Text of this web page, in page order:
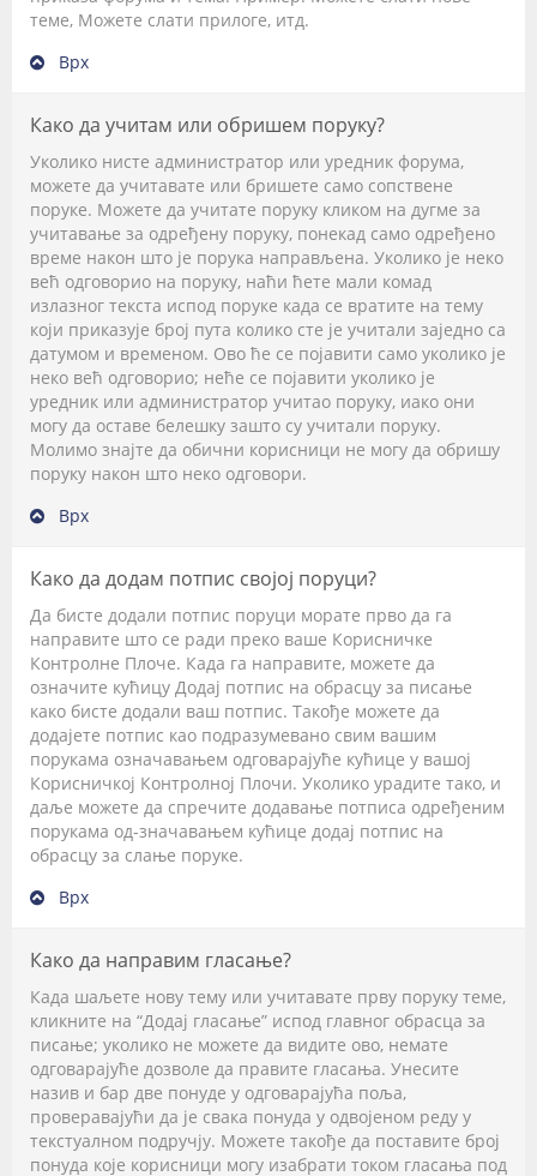
теме, Можете слати прилоге, итд.
Врх
Како да учитам или обришем поруку?
Уколико нисте администратор или уредник форума,
можете да учитавате или бришете само сопствене
поруке. Можете да учитате поруку кликом на дугме за
учитавање за одређену поруку, понекад само одређено
време након што је порука направљена. Уколико је неко
већ одговорио на поруку, наћи ћете мали комад
излазног текста испод поруке када се вратите на тему
који приказује број пута колико сте је учитали заједно са
датумом и временом. Ово ће се појавити само уколико је
неко већ одговорио; неће се појавити уколико је
уредник или администратор учитао поруку, иако они
могу да оставе белешку зашто су учитали поруку.
Молимо знајте да обични корисници не могу да обришу
поруку након што неко одговори.
Врх
Како да додам потпис својој поруци?
Да бисте додали потпис поруци морате прво да га
направите што се ради преко ваше Корисничке
Контролне Плоче. Када га направите, можете да
означите кућицу Додај потпис на обрасцу за писање
како бисте додали ваш потпис. Такође можете да
додајете потпис као подразумевано свим вашим
порукама означавањем одговарајуће кућице у вашој
Корисничкој Контролној Плочи. Уколико урадите тако, и
даље можете да спречите додавање потписа одређеним
порукама од-значавањем кућице додај потпис на
обрасцу за слање поруке.
Врх
Како да направим гласање?
Када шаљете нову тему или учитавате прву поруку теме,
кликните на “Додај гласање” испод главног обрасца за
писање; уколико не можете да видите ово, немате
одговарајуће дозволе да правите гласања. Унесите
назив и бар две понуде у одговарајућа поља,
проверавајући да је свака понуда у одвојеном реду у
текстуалном подручју. Можете такође да поставите број
понуда које корисници могу изабрати током гласања под